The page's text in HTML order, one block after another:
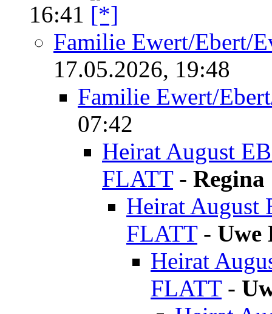
16:41
Familie Ewert/Ebert/
17.05.2026, 19:48
Familie Ewert/
07:42
Heirat August
FLATT- Regina
Heirat August
FLATT- Uwe
Heirat
FLATT-